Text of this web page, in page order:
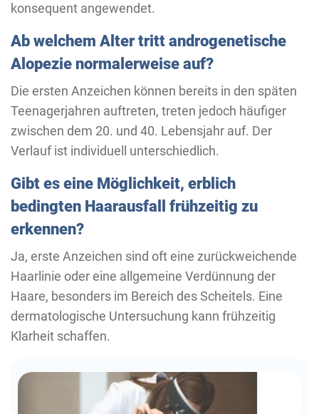
konsequent angewendet.
Ab welchem Alter tritt androgenetische
Alopezie normalerweise auf?
Die ersten Anzeichen können bereits in den späten
Teenagerjahren auftreten, treten jedoch häufiger
zwischen dem 20. und 40. Lebensjahr auf. Der
Verlauf ist individuell unterschiedlich.
Gibt es eine Möglichkeit, erblich
bedingten Haarausfall frühzeitig zu
erkennen?
Ja, erste Anzeichen sind oft eine zurückweichende
Haarlinie oder eine allgemeine Verdünnung der
Haare, besonders im Bereich des Scheitels. Eine
dermatologische Untersuchung kann frühzeitig
Klarheit schaffen.